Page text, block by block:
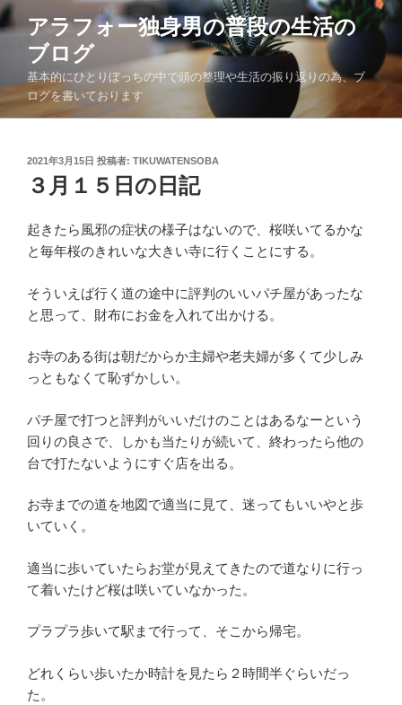
コ
ン
へ
アラフォー独身男の普段の生活の
ブログ
基本的にひとりぼっちの中で頭の整理や生活の振り返りの為、ブ
ログを書いております
投
稿
日:
2021年3月15日 投稿者: TIKUWATENSOBA
３月１５日の日記
起きたら風邪の症状の様子はないので、桜咲いてるかな
と毎年桜のきれいな大きい寺に行くことにする。
そういえば行く道の途中に評判のいいパチ屋があったな
と思って、財布にお金を入れて出かける。
お寺のある街は朝だからか主婦や老夫婦が多くて少しみ
っともなくて恥ずかしい。
パチ屋で打つと評判がいいだけのことはあるなーという
回りの良さで、しかも当たりが続いて、終わったら他の
台で打たないようにすぐ店を出る。
お寺までの道を地図で適当に見て、迷ってもいいやと歩
いていく。
適当に歩いていたらお堂が見えてきたので道なりに行っ
て着いたけど桜は咲いていなかった。
プラプラ歩いて駅まで行って、そこから帰宅。
どれくらい歩いたか時計を見たら２時間半ぐらいだっ
た。